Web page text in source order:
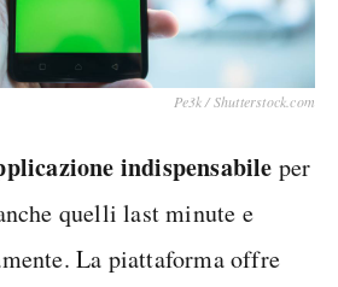
Pe3k / Shutterstock.com
indispensabile per
quelli last minute e
La piattaforma offre